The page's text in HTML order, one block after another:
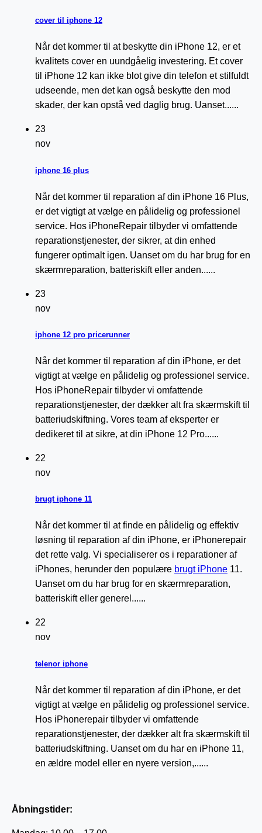
cover til iphone 12
Når det kommer til at beskytte din iPhone 12, er et
kvalitets cover en uundgåelig investering. Et cover
til iPhone 12 kan ikke blot give din telefon et stilfuldt
udseende, men det kan også beskytte den mod
skader, der kan opstå ved daglig brug. Uanset......
23
nov
iphone 16 plus
Når det kommer til reparation af din iPhone 16 Plus,
er det vigtigt at vælge en pålidelig og professionel
service. Hos iPhoneRepair tilbyder vi omfattende
reparationstjenester, der sikrer, at din enhed
fungerer optimalt igen. Uanset om du har brug for en
skærmreparation, batteriskift eller anden......
23
nov
iphone 12 pro pricerunner
Når det kommer til reparation af din iPhone, er det
vigtigt at vælge en pålidelig og professionel service.
Hos iPhoneRepair tilbyder vi omfattende
reparationstjenester, der dækker alt fra skærmskift til
batteriudskiftning. Vores team af eksperter er
dedikeret til at sikre, at din iPhone 12 Pro......
22
nov
brugt iphone 11
Når det kommer til at finde en pålidelig og effektiv
løsning til reparation af din iPhone, er iPhonerepair
det rette valg. Vi specialiserer os i reparationer af
iPhones, herunder den populære brugt iPhone 11.
Uanset om du har brug for en skærmreparation,
batteriskift eller generel......
22
nov
telenor iphone
Når det kommer til reparation af din iPhone, er det
vigtigt at vælge en pålidelig og professionel service.
Hos iPhonerepair tilbyder vi omfattende
reparationstjenester, der dækker alt fra skærmskift til
batteriudskiftning. Uanset om du har en iPhone 11,
en ældre model eller en nyere version,......
Åbningstider: